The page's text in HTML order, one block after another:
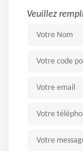
Veuillez